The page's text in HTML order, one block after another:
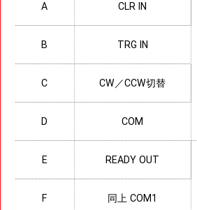
A CLR IN
B TRG IN
C CW／CCW切替
D COM
E READY OUT
F 同上 COM1